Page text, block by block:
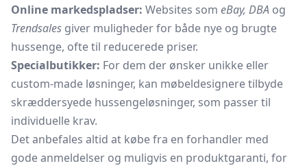
Online markedspladser: Websites som eBay, DBA og
Trendsales giver muligheder for både nye og brugte
hussenge, ofte til reducerede priser.
Specialbutikker: For dem der ønsker unikke eller
custom-made løsninger, kan møbeldesignere tilbyde
skræddersyede hussengeløsninger, som passer til
individuelle krav.
Det anbefales altid at købe fra en forhandler med
gode anmeldelser og muligvis en produktgaranti, for